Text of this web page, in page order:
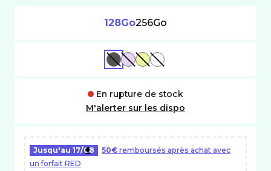
128Go256Go
NOIR VIOLET JAUNE BLANC
En rupture de stock
M'alerter sur les dispo
Jusqu'au 17/08 50€ remboursés après achat avec
un forfait RED